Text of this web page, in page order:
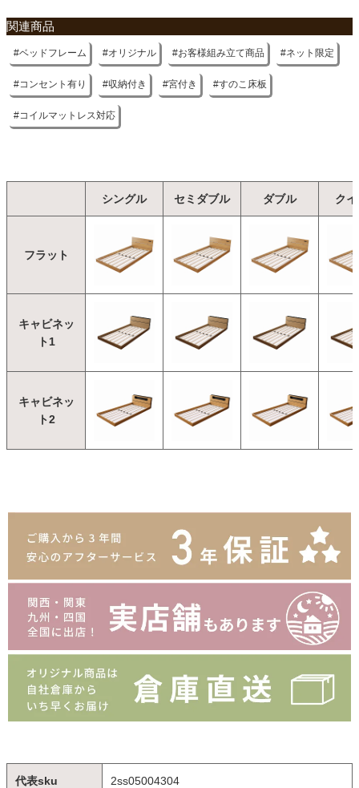
関連商品
ベッドフレーム オリジナル お客様組み立て商品 ネット限定
コンセント有り 収納付き 宮付き すのこ床板
コイルマットレス対応
シングル セミダブル ダブル ク
フラット
キャビネッ
ト1
キャビネッ
ト2
代表sku 2ss05004304